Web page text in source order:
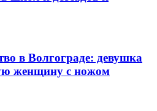
в Волгограде: девушка
женщину с ножом